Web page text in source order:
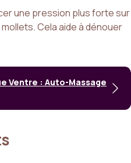
une pression plus forte sur
Cela aide à dénouer
Ventre : Auto-Massage